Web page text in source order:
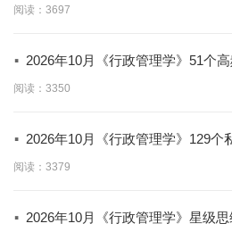
必背】
阅读：3697
· 2026年10月《行政管理学》51个
阅读：3350
· 2026年10月《行政管理学》129个
阅读：3379
· 2026年10月《行政管理学》星级